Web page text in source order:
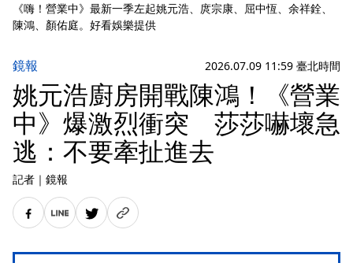
《嗨！營業中》最新一季左起姚元浩、庹宗康、屈中恆、余祥銓、
陳鴻、顏佑庭。好看娛樂提供
鏡報 2026.07.09 11:59 臺北時間
姚元浩廚房開戰陳鴻！《營業
中》爆激烈衝突 莎莎嚇壞急
逃：不要牽扯進去
記者 ｜ 鏡報